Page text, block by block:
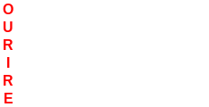
O
U
R
R
E